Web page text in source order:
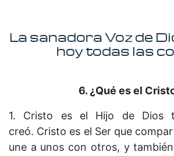
La sanadora Voz de
hoy todas las
6. ¿Qué esel
1. Cristo es el Hijo de Dios
creó. Cristo es el Ser que
une a unos con otros, y